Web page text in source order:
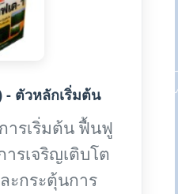
- ตัวหลักเริ่มต้น
ารเริ่มต้น ฟื้นฟู
รเจริญเติบโต
ะกระตุ้นการ